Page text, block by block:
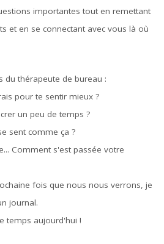
importantes tout en remettant
et en se connectant avec vous là où
du thérapeute de bureau :
pour te sentir mieux ?
un peu de temps ?
sent comme ça ?
Comment s'est passée votre
fois que nous nous verrons, je
journal.
temps aujourd'hui !